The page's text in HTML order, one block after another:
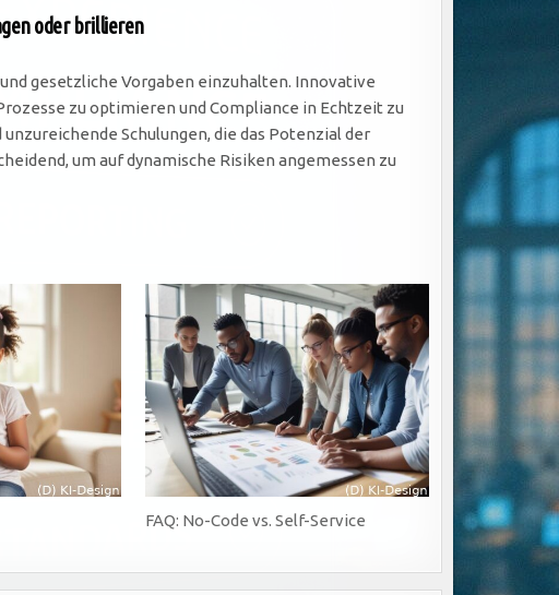
oder brillieren
gesetzliche Vorgaben einzuhalten. Innovative
zu optimieren und Compliance in Echtzeit zu
Schulungen, die das Potenzial der
um auf dynamische Risiken angemessen zu
FAQ: No-Code vs. Self-Service